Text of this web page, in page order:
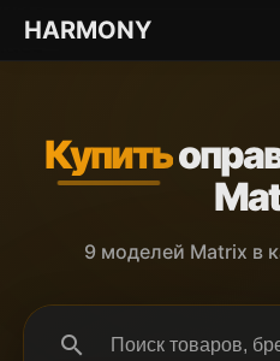
ГАРМОНИЯ ГЛАЗ
HARMONY
Купить
9 моделей Matrix в
search